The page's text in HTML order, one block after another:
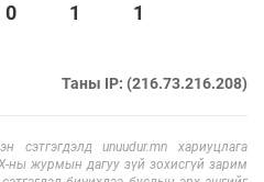
0 1 1
Таны IP: (216.73.216.208)
unuudur.mn хариуцлага
ны журмын дагуу зүй зохисгүй зарим